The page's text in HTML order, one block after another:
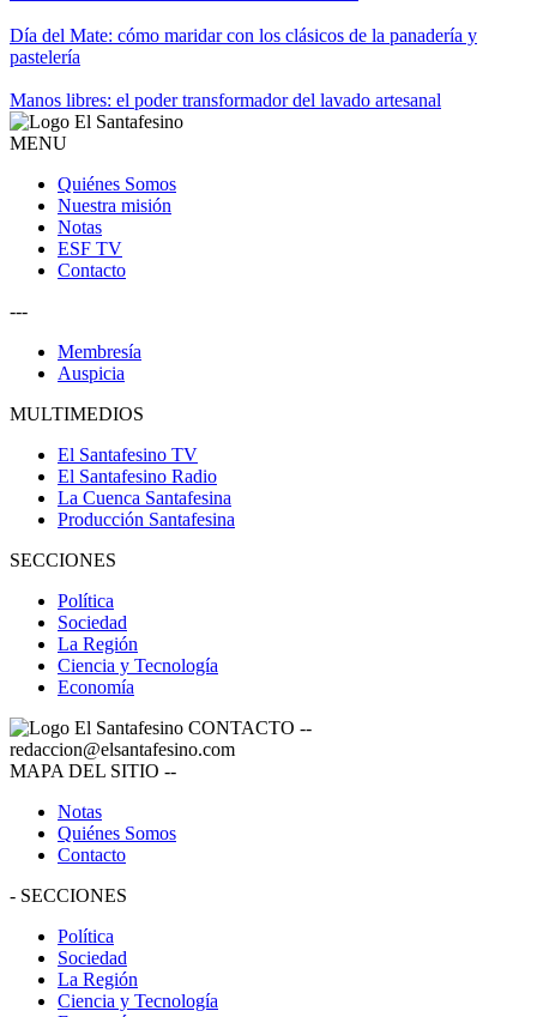
Día del Mate: cómo maridar con los clásicos de la panadería y
pastelería
Manos libres: el poder transformador del lavado artesanal
MENU
Quiénes Somos
Nuestra misión
Notas
ESF TV
Contacto
---
Membresía
Auspicia
MULTIMEDIOS
El Santafesino TV
El Santafesino Radio
La Cuenca Santafesina
Producción Santafesina
SECCIONES
Política
Sociedad
La Región
Ciencia y Tecnología
Economía
CONTACTO --
redaccion@elsantafesino.com
MAPA DEL SITIO --
Notas
Quiénes Somos
Contacto
- SECCIONES
Política
Sociedad
La Región
Ciencia y Tecnología